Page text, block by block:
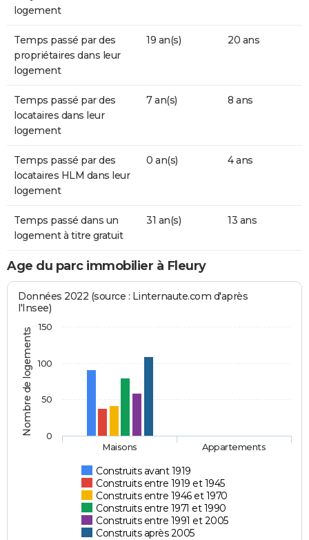
logement
Temps passé par des
propriétaires dans leur
logement
19 an(s) 20 ans
Temps passé par des
locataires dans leur
logement
7 an(s) 8 ans
Temps passé par des
locataires HLM dans leur
logement
0 an(s) 4 ans
Temps passé dans un
logement à titre gratuit
31 an(s) 13 ans
Age du parc immobilier à Fleury
Nombre de logements
Données 2022 (source : Linternaute.com d'après
l'Insee)
Construits avant 1919
Construits entre 1919 et 1945
Construits entre 1946 et 1970
Construits entre 1971 et 1990
Construits entre 1991 et 2005
Construits après 2005
Maisons Appartements
0
50
100
150